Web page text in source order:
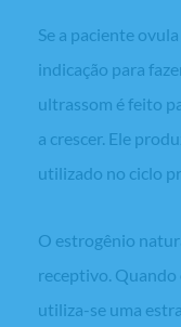
Se a paciente
indicação para
ultrassom é feito
a crescer. Ele
utilizado no ciclo
O estrogênio
receptivo.
utiliza-se uma